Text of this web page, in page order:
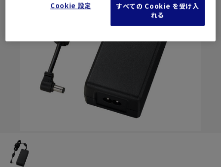
Cookie 設定
すべての Cookie を受け入
れる